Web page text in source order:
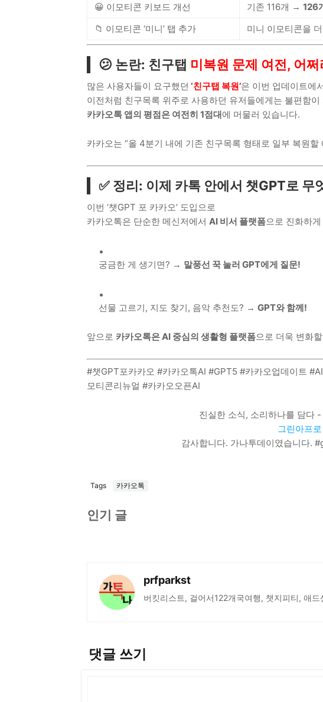
😀 이모티콘 키보드 개선
기존 116개 → 126
📁 이모티콘 ‘미니’ 탭 추가
미니 이모티콘을
😕 논란: 친구탭 미복원 문제 여전, 어
많은 사용자들이 요구했던 ‘친구탭 복원’은 이번 업데이트에
이전처럼 친구목록 위주로 사용하던 유저들에게는 불편함이
카카오톡 앱의 평점은 여전히 1점대 에 머물러 있습니다.
카카오는 “올 4분기 내에 기존 친구목록 형태로 일부 복원할
✅ 정리: 이제 카톡 안에서 챗GPT로 무
이번 ‘챗GPT 포 카카오’ 도입으로
카카오톡은 단순한 메신저에서 AI 비서 플랫폼으로 진화하
궁금한 게 생기면? → 말풍선 꾹 눌러 GPT에게 질문!
선물 고르기, 지도 찾기, 음악 추천도? → GPT와 함께!
앞으로 카카오톡은 AI 중심의 생활형 플랫폼으로 더욱 변화
#챗GPT포카카오 #카카오톡AI #GPT5 #카카오업데이트
모티콘리뉴얼 #카카오오픈AI
진실한 소식, 소리하나를 담다
그린아프로
감사합니다. 가나투데이였습니다.
Tags 카카오톡
인기 글
prfparkst
버킷리스트, 걸어서122개국여행, 챗지피티, 애
댓글 쓰기